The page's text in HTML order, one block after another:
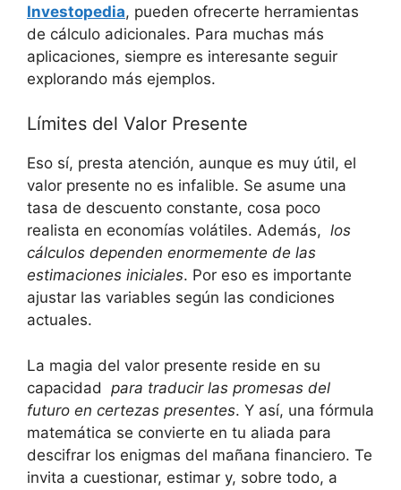
Investopedia,‌ pueden​ ofrecerte herramientas
⁤de cálculo⁣ adicionales. Para⁣ muchas más
aplicaciones, siempre es interesante seguir
explorando más ejemplos.
Límites del Valor Presente
Eso sí, ‍presta atención, aunque es⁢ muy útil, el
valor presente no es infalible. ​Se ⁤asume una
tasa de descuento constante,⁤ cosa poco
realista‍ en ⁤economías volátiles. Además, ‌ los
cálculos dependen ‌enormemente de​ las
‍estimaciones iniciales. Por eso es importante‌
ajustar las⁣ variables según⁣ las condiciones
‌actuales.
La ​magia ⁢del valor‌ presente reside en‌ su⁤
capacidad ⁢ para traducir las promesas⁤ del
futuro en certezas⁣ presentes. Y así, una ‍fórmula
matemática se convierte en tu aliada para⁤
descifrar los enigmas del mañana ⁣financiero. Te
invita⁣ a ‌cuestionar,⁣ estimar y, sobre todo,​ a